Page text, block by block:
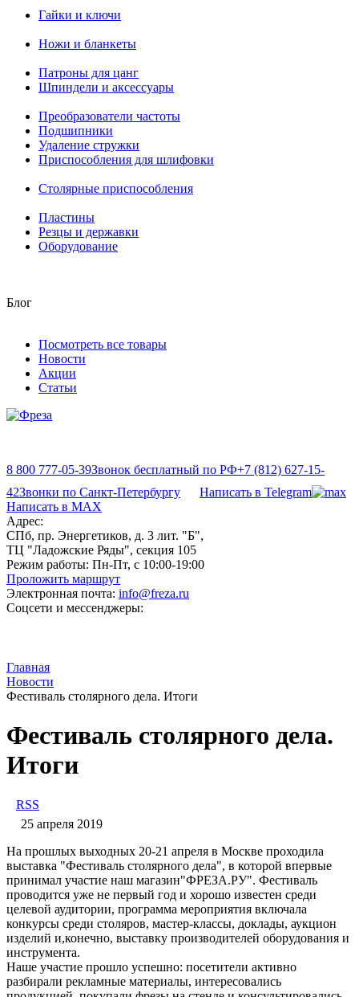
Гайки и ключи
Ножи и бланкеты
Патроны для цанг
Шпиндели и аксессуары
Преобразователи частоты
Подшипники
Удаление стружки
Приспособления для шлифовки
Столярные приспособления
Пластины
Резцы и державки
Оборудование
Блог
Посмотреть все товары
Новости
Акции
Статьи
8 800 777-05-39Звонок бесплатный по РФ+7 (812) 627-15-
42Звонки по Санкт-Петербургу
Написать в Telegram
Написать в MAX
Адрес:
СПб, пр. Энергетиков, д. 3 лит. "Б",
ТЦ "Ладожские Ряды", секция 105
Режим работы: Пн-Пт, с 10:00-19:00
Проложить маршрут
Электронная почта: info@freza.ru
Соцсети и мессенджеры:
Главная
Новости
Фестиваль столярного дела. Итоги
Фестиваль столярного дела.
Итоги
RSS
25 апреля 2019
На прошлых выходных 20-21 апреля в Москве проходила
выставка "Фестиваль столярного дела", в которой впервые
принимал участие наш магазин"ФРЕЗА.РУ". Фестиваль
проводится уже не первый год и хорошо известен среди
целевой аудитории, программа мероприятия включала
конкурсы среди столяров, мастер-классы, доклады, аукцион
изделий и,конечно, выставку производителей оборудования и
инструмента.
Наше участие прошло успешно: посетители активно
разбирали рекламные материалы, интересовались